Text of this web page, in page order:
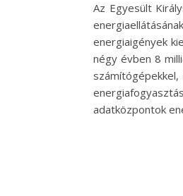
Az Egyesült
energiaigények
négy évben 8
adatközpontok